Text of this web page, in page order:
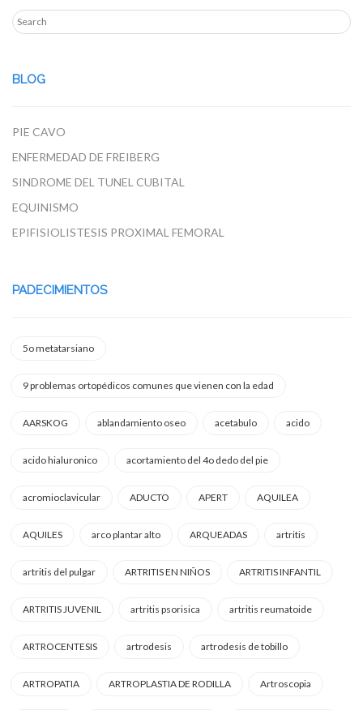
BLOG
PIE CAVO
ENFERMEDAD DE FREIBERG
SINDROME DEL TUNEL CUBITAL
EQUINISMO
EPIFISIOLISTESIS PROXIMAL FEMORAL
PADECIMIENTOS
5o metatarsiano
9 problemas ortopédicos comunes que vienen con la edad
AARSKOG ablandamiento oseo acetabulo acido
acido hialuronico acortamiento del 4o dedo del pie
acromioclavicular ADUCTO APERT AQUILEA
AQUILES arco plantar alto ARQUEADAS artritis
artritis del pulgar ARTRITIS EN NIÑOS ARTRITIS INFANTIL
ARTRITIS JUVENIL artritis psorisica artritis reumatoide
ARTROCENTESIS artrodesis artrodesis de tobillo
ARTROPATIA ARTROPLASTIA DE RODILLA Artroscopia